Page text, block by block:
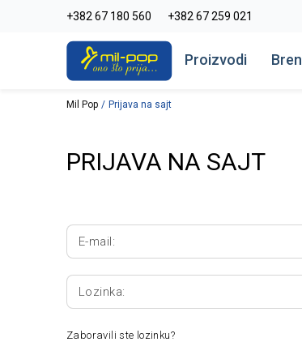
+382 67 180 560 +382 67 259 021
-20% na kompletan asortiman Pogledaj više
Proizvodi
Mil Pop Prijava na sajt
PRIJAVA NA SAJT
E-mail:
Lozinka:
Zaboravili ste lozinku?